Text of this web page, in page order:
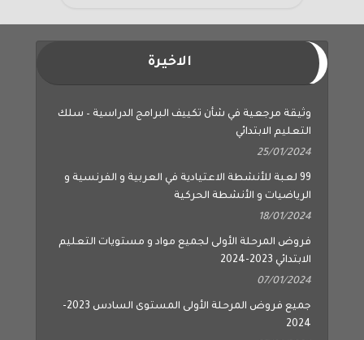
الاخيرة
وثيقة مرجعية في شأن تكييف البرامج الدراسية – سلك
التعليم الابتدائي
25/01/2024
99 لعبة للأنشطة الاعتيادية في العربية و الفرنسية و
الرياضيات و الأنشطة الحركية
18/01/2024
فروض المرحلة الأولى لجميع مواد و مستويات التعليم
الابتدائي 2023-2024
07/01/2024
جميع فروض المرحلة الأولى المستوى السادس 2023-
2024